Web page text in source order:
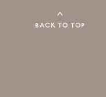
BACK TO TOP